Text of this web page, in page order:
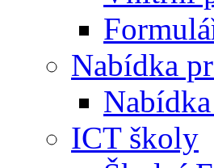
Nabídka
ICT školy